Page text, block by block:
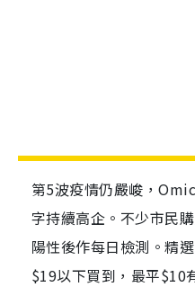
第5波疫情仍嚴峻，
字持續高企。不少市民
陽性後作每日檢測。精
$19以下買到，最平$10